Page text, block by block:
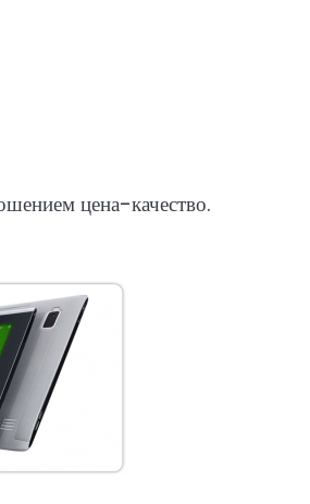
цена-качество.